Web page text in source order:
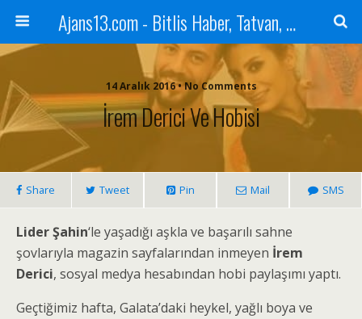
Ajans13.com - Bitlis Haber, Tatvan, Ahlat, Adilcevaz, Mutki, Hizan, Güroymak, Gazete, Ajans, 13, Haber
14 Aralık 2016 • No Comments
İrem Derici Ve Hobisi
Share Tweet Pin Mail SMS
Lider Şahin‘le yaşadığı aşkla ve başarılı sahne
şovlarıyla magazin sayfalarından inmeyen İrem
Derici, sosyal medya hesabından hobi paylaşımı yaptı.
Geçtiğimiz hafta, Galata’daki heykel, yağlı boya ve